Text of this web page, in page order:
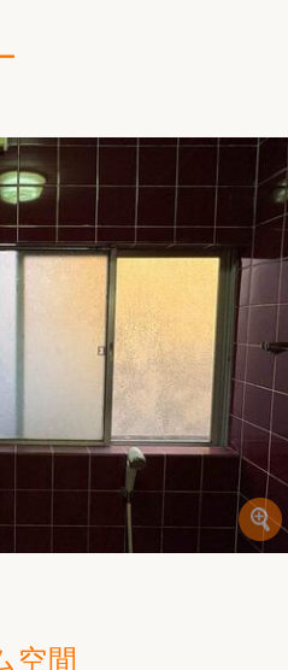
空間